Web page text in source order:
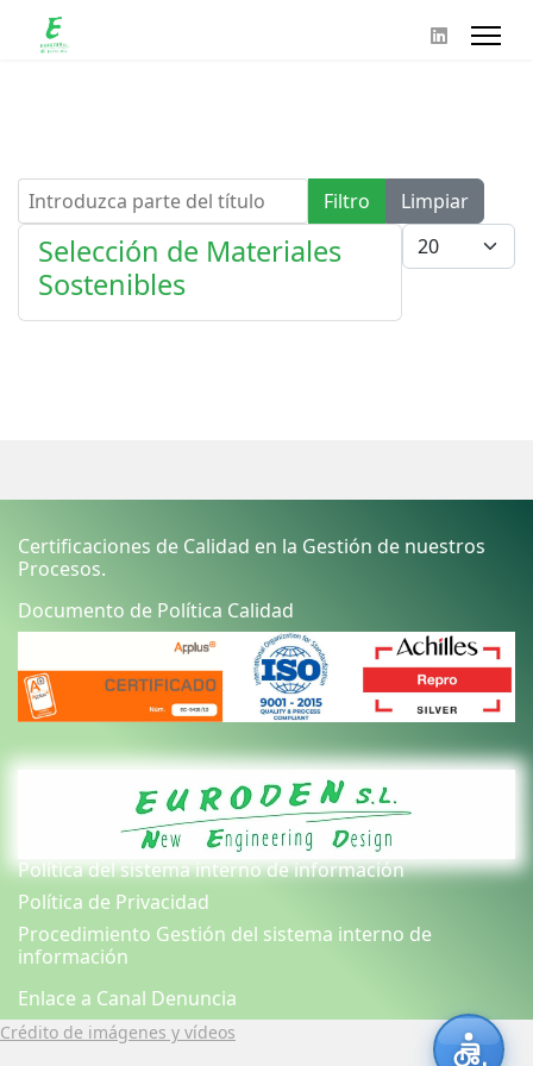
Introduzca parte del título Filtro
Limpiar
Cantidad
Selección de Materiales
Sostenibles
Certificaciones de Calidad en la Gestión de nuestros
Procesos.
Documento de Política Calidad
Política del sistema interno de información
Política de Privacidad
Procedimiento Gestión del sistema interno de
información
Enlace a Canal Denuncia
Crédito de imágenes y vídeos